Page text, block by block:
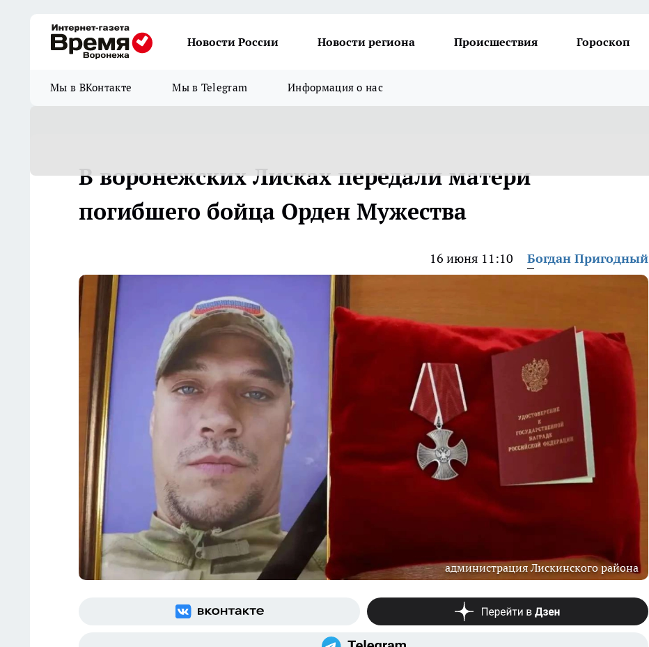
Новости России Новости региона Происшествия Гороскоп
Мы в ВКонтакте Мы в Telegram Информация о нас
В воронежских Лисках передали матери
погибшего бойца Орден Мужества
16 июня 11:10 Богдан Пригодный
администрация Лискинского района